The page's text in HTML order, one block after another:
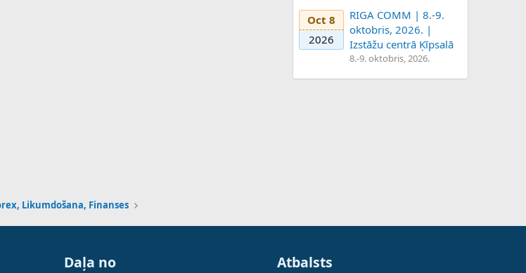
Oct 8
2026
RIGA COMM | 8.-9.
oktobris, 2026. |
Izstāžu centrā Ķīpsalā
8.-9. oktobris, 2026.
Likumdošana, Finanses
Daļa no Atbalsts